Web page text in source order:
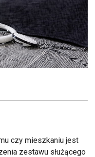
czy mieszkaniu jest
zestawu służącego